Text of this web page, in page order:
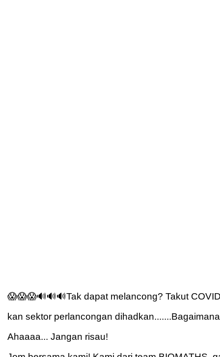
😱😱😱🔊🔊🔊Tak dapat melancong? Takut
kan sektor perlancongan
Ahaaaa... Jangan risau!